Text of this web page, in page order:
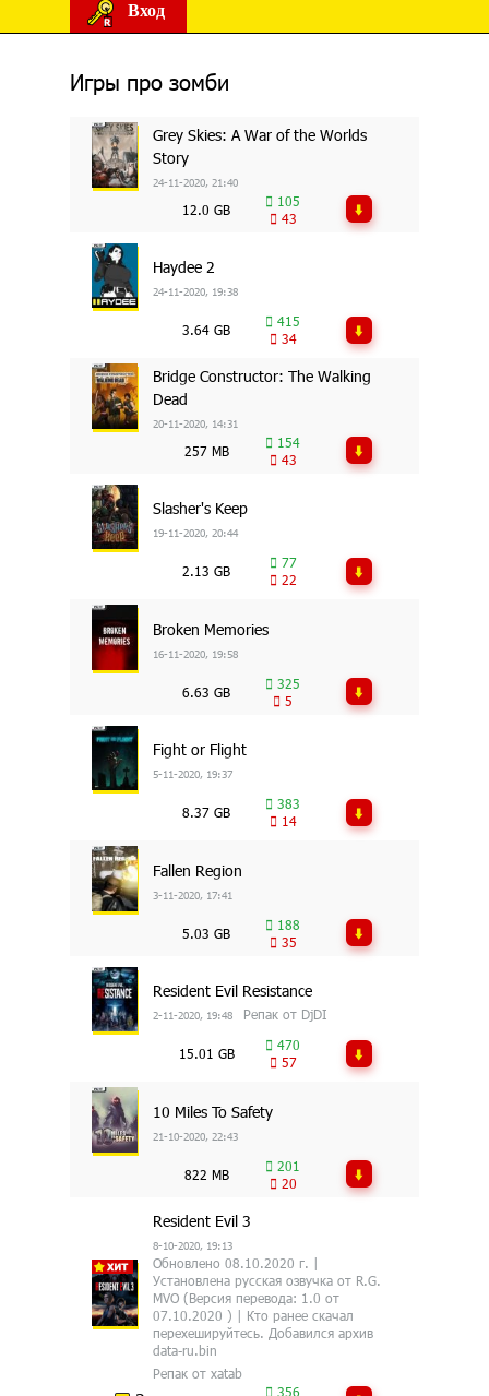
Вход
Игры про зомби
Grey Skies: A War of the Worlds
Story
24-11-2020, 21:40
12.0 GB
105
43
Haydee 2
24-11-2020, 19:38
3.64 GB
415
34
Bridge Constructor: The Walking
Dead
20-11-2020, 14:31
257 MB
154
43
Slasher's Keep
19-11-2020, 20:44
2.13 GB
77
22
Broken Memories
16-11-2020, 19:58
6.63 GB
325
5
Fight or Flight
5-11-2020, 19:37
8.37 GB
383
14
Fallen Region
3-11-2020, 17:41
5.03 GB
188
35
Resident Evil Resistance
2-11-2020, 19:48 Репак от DjDI
15.01 GB
470
57
10 Miles To Safety
21-10-2020, 22:43
822 MB
201
20
Resident Evil 3
8-10-2020, 19:13
Обновлено 08.10.2020 г. |
Установлена русская озвучка от R.G.
MVO (Версия перевода: 1.0 от
07.10.2020 ) | Кто ранее скачал
перехешируйтесь. Добавился архив
data-ru.bin
Репак от xatab
356